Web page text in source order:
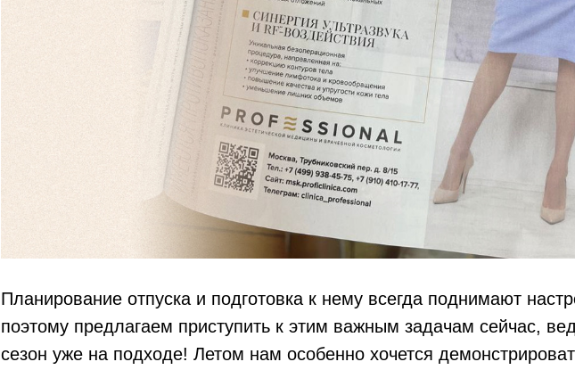
Планирование отпуска и подготовка к нему всегда поднимают
поэтому предлагаем приступить к этим важным задачам сейчас,
сезон уже на подходе! Летом нам особенно хочется